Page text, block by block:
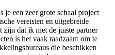
je een zeer grote schaal project
vereisten en uitgebreide
zijn dat ik niet de juiste partner
is het vaak raadzaam om te
die beschikken